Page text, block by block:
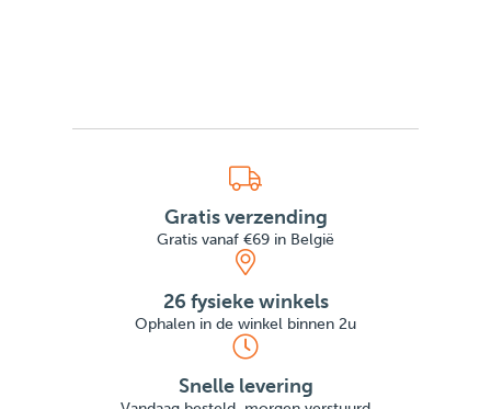
Gratis verzending
Gratis vanaf €69 in België
26 fysieke winkels
Ophalen in de winkel binnen 2u
Snelle levering